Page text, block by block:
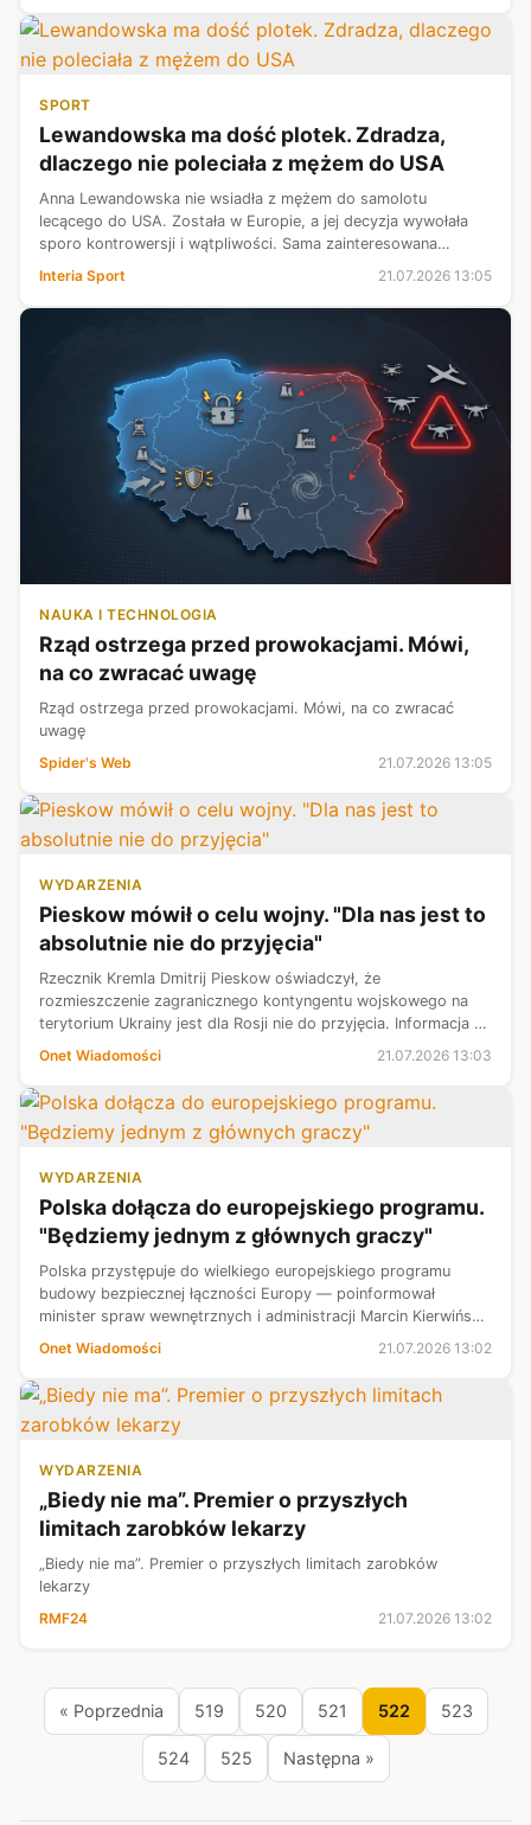
SPORT
Lewandowska ma dość plotek. Zdradza,
dlaczego nie poleciała z mężem do USA
Anna Lewandowska nie wsiadła z mężem do samolotu
lecącego do USA. Została w Europie, a jej decyzja wywołała
sporo kontrowersji i wątpliwości. Sama zainteresowana
najwyraźniej ma już dość plotek. Wydała oświadczenie, w
którym ujawnia, co tak naprawdę ...
Interia Sport 21.07.2026 13:05
NAUKA I TECHNOLOGIA
Rząd ostrzega przed prowokacjami. Mówi,
na co zwracać uwagę
Rząd ostrzega przed prowokacjami. Mówi, na co zwracać
uwagę
Spider's Web
21.07.2026 13:05
WYDARZENIA
Pieskow mówił o celu wojny. "Dla nas jest to
absolutnie nie do przyjęcia"
Rzecznik Kremla Dmitrij Pieskow oświadczył, że
rozmieszczenie zagranicznego kontyngentu wojskowego na
terytorium Ukrainy jest dla Rosji nie do przyjęcia. Informacja na
ten temat znalazła się na rządowej rosyjskiej platformie Max.
Onet Wiadomości 21.07.2026 13:03
WYDARZENIA
Polska dołącza do europejskiego programu.
"Będziemy jednym z głównych graczy"
Polska przystępuje do wielkiego europejskiego programu
budowy bezpiecznej łączności Europy — poinformował
minister spraw wewnętrznych i administracji Marcin Kierwiński
podczas podpisania umowy w sprawie budowy konstelacji
Onet Wiadomości 21.07.2026 13:02
WYDARZENIA
„Biedy nie ma”. Premier o przyszłych
limitach zarobków lekarzy
„Biedy nie ma”. Premier o przyszłych limitach zarobków
lekarzy
RMF24
21.07.2026 13:02
« Poprzednia 519 520 521 522 523
524 525 Następna »